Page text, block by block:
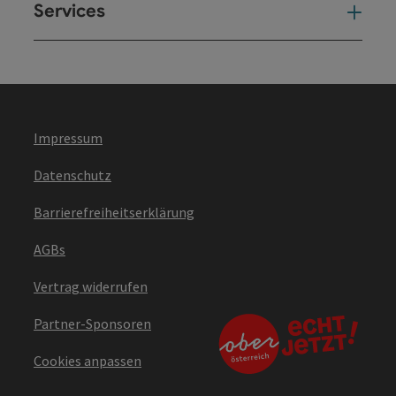
Services
Impressum
Datenschutz
Barrierefreiheitserklärung
AGBs
Vertrag widerrufen
Partner-Sponsoren
Cookies anpassen